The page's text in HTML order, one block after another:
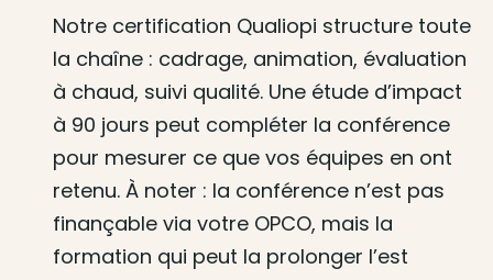
Notre certification Qualiopi structure toute
la chaîne : cadrage, animation, évaluation
à chaud, suivi qualité. Une étude d’impact
à 90 jours peut compléter la conférence
pour mesurer ce que vos équipes en ont
retenu. À noter : la conférence n’est pas
finançable via votre OPCO, mais la
formation qui peut la prolonger l’est